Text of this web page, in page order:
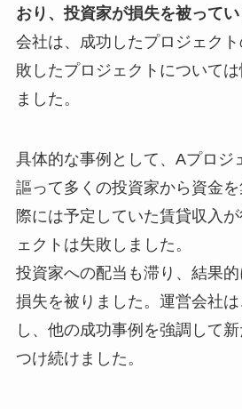
おり、投資家が損失を被ってい
会社は、成功したプロジェク
敗したプロジェクトについて
ました。
具体的な事例として、Aプロジ
謳って多くの投資家から資金
際には予定していた賃貸収入
ェクトは失敗しました。
投資家への配当も滞り、結果
損失を被りました。運営会社
し、他の成功事例を強調して
つけ続けました。